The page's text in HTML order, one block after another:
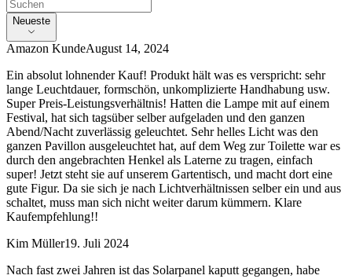
Neueste
Amazon KundeAugust 14, 2024
Ein absolut lohnender Kauf! Produkt hält was es verspricht: sehr
lange Leuchtdauer, formschön, unkomplizierte Handhabung usw.
Super Preis-Leistungsverhältnis! Hatten die Lampe mit auf einem
Festival, hat sich tagsüber selber aufgeladen und den ganzen
Abend/Nacht zuverlässig geleuchtet. Sehr helles Licht was den
ganzen Pavillon ausgeleuchtet hat, auf dem Weg zur Toilette war es
durch den angebrachten Henkel als Laterne zu tragen, einfach
super! Jetzt steht sie auf unserem Gartentisch, und macht dort eine
gute Figur. Da sie sich je nach Lichtverhältnissen selber ein und aus
schaltet, muss man sich nicht weiter darum kümmern. Klare
Kaufempfehlung!!
Kim Müller19. Juli 2024
Nach fast zwei Jahren ist das Solarpanel kaputt gegangen, habe